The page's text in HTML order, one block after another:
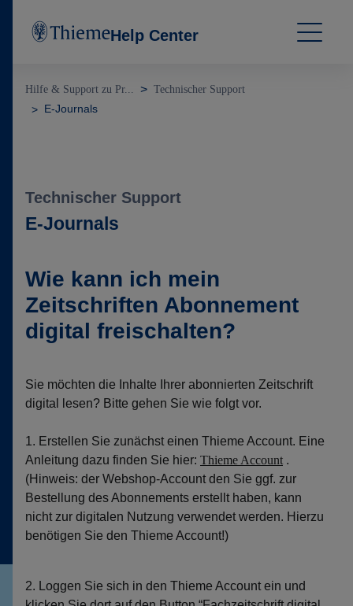
Help Center
Hilfe & Support zu Pr... Technischer Support
E-Journals
Technischer Support
E-Journals
Wie kann ich mein
Zeitschriften Abonnement
digital freischalten?
Sie möchten die Inhalte Ihrer abonnierten Zeitschrift
digital lesen? Bitte gehen Sie wie folgt vor.
1. Erstellen Sie zunächst einen Thieme Account. Eine
Anleitung dazu finden Sie hier: Thieme Account .
(Hinweis: der Webshop-Account den Sie ggf. zur
Bestellung des Abonnements erstellt haben, kann
nicht zur digitalen Nutzung verwendet werden. Hierzu
benötigen Sie den Thieme Account!)
2. Loggen Sie sich in den Thieme Account ein und